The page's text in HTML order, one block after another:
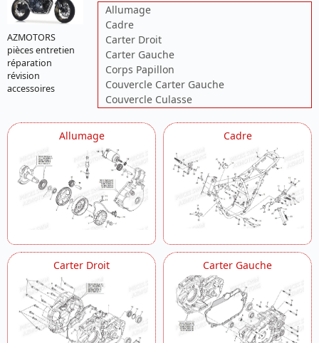
AZMOTORS
pièces entretien
réparation
révision
accessoires
Allumage
Cadre
Carter Droit
Carter Gauche
Corps Papillon
Couvercle Carter Gauche
Couvercle Culasse
Distribution
Echappement
Embrayage
Equipement Digital
Equipement Electrique
Fourche
Fourche Droite
Fourche Gauche
Frein Arriere
Frein Avant
Guidon
Kit Biplace
Allumage Cadre
Carter Droit Carter Gauche